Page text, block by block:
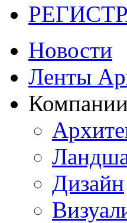
Новости
Ленты
Компании
Дизайн